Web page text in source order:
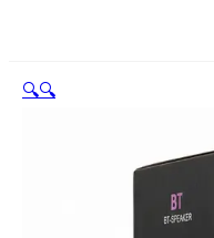
🔍🔍